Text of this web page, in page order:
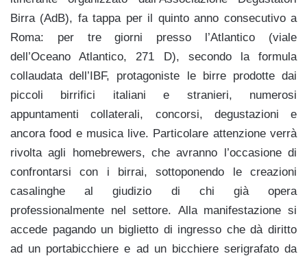
Birra (AdB), fa tappa per il quinto anno consecutivo a
Roma: per tre giorni presso l’Atlantico (viale
dell’Oceano Atlantico, 271 D), secondo la formula
collaudata dell’IBF, protagoniste le birre prodotte dai
piccoli birrifici italiani e stranieri, numerosi
appuntamenti collaterali, concorsi, degustazioni e
ancora food e musica live. Particolare attenzione verrà
rivolta agli homebrewers, che avranno l’occasione di
confrontarsi con i birrai, sottoponendo le creazioni
casalinghe al giudizio di chi già opera
professionalmente nel settore. Alla manifestazione si
accede pagando un biglietto di ingresso che dà diritto
ad un portabicchiere e ad un bicchiere serigrafato da